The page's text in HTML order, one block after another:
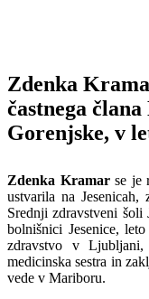
Zdenka
častnega
Gorenjske, v
Zdenka Kramarse je
ustvarila na
Srednji zdravstveni šoli
bolnišnici Jesenice,
zdravstvo v
medicinska sestra in
vede v Mariboru.